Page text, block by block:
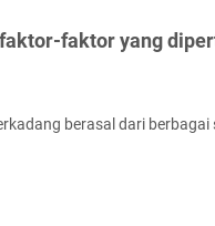
faktor yang
berasal dari berbagai